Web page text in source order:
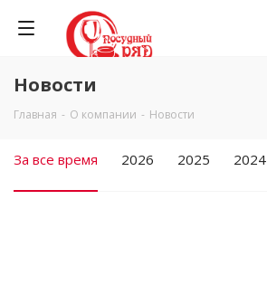
Новости
Главная - О компании - Новости
За все время 2026 2025 2024